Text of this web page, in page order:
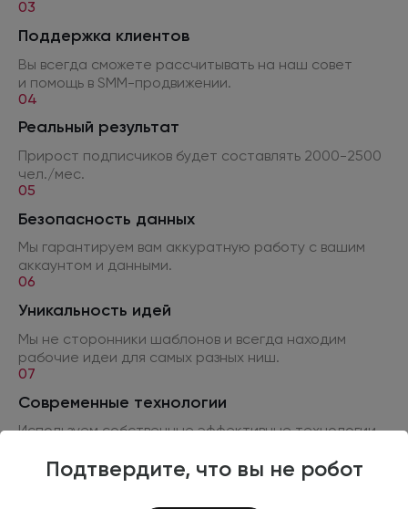
Подтвердите, что вы не робот
03
Поддержка клиентов
Вы всегда сможете рассчитывать на наш совет
и помощь в SMM-продвижении.
04
Реальный результат
Прирост подписчиков будет составлять 2000-2500
чел./мес.
05
Безопасность данных
Мы гарантируем вам аккуратную работу с вашим
аккаунтом и данными.
06
Уникальность идей
Мы не сторонники шаблонов и всегда находим
рабочие идеи для самых разных ниш.
07
Современные технологии
Используем собственные эффективные технологии